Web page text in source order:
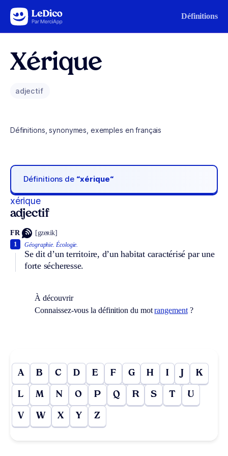
Aller au contenu Définitions
Xérique
adjectif
Définitions, synonymes, exemples en français
Définitions de “xérique“
xérique
adjectif
FR [gzeʀik]
Géographie. Écologie.
Se dit d’un territoire, d’un habitat caractérisé par une
forte sécheresse.
1
À découvrir
Connaissez-vous la définition du motrangement?
A B C D E F G H I J K
L M N O P Q R S T U
V W X Y Z